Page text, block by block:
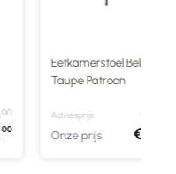
Eetkamerstoel Bella
Taupe Patroon
Adviesprijs €189,
Onze prijs €99,